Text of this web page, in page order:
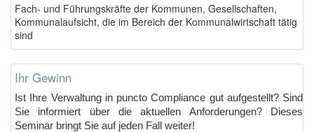
Fach- und Führungskräfte der Kommunen, Gesellschaften,
Kommunalaufsicht, die im Bereich der Kommunalwirtschaft tätig
sind
Ihr Gewinn
Ist Ihre Verwaltung in puncto Compliance gut aufgestellt? Sind
Sie informiert über die aktuellen Anforderungen? Dieses
Seminar bringt Sie auf jeden Fall weiter!